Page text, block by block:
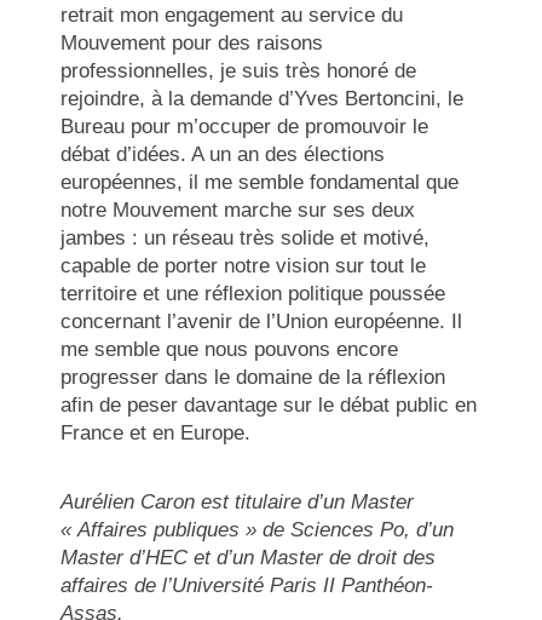
retrait mon engagement au service du
Mouvement pour des raisons
professionnelles, je suis très honoré de
rejoindre, à la demande d’Yves Bertoncini, le
Bureau pour m’occuper de promouvoir le
débat d’idées. A un an des élections
européennes, il me semble fondamental que
notre Mouvement marche sur ses deux
jambes : un réseau très solide et motivé,
capable de porter notre vision sur tout le
territoire et une réflexion politique poussée
concernant l’avenir de l’Union européenne. Il
me semble que nous pouvons encore
progresser dans le domaine de la réflexion
afin de peser davantage sur le débat public en
France et en Europe.
Aurélien Caron est titulaire d’un Master
« Affaires publiques » de Sciences Po, d’un
Master d’HEC et d’un Master de droit des
affaires de l’Université Paris II Panthéon-
Assas.